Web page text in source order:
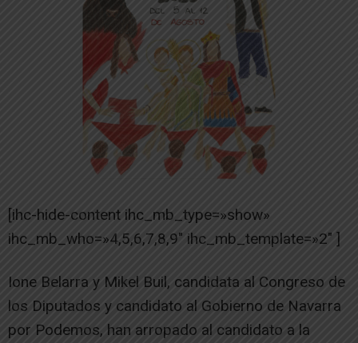
[ihc-hide-content ihc_mb_type=»show»
ihc_mb_who=»4,5,6,7,8,9″ ihc_mb_template=»2″ ]
Ione Belarra y Mikel Buil, candidata al Congreso de
los Diputados y candidato al Gobierno de Navarra
por Podemos, han arropado al candidato a la